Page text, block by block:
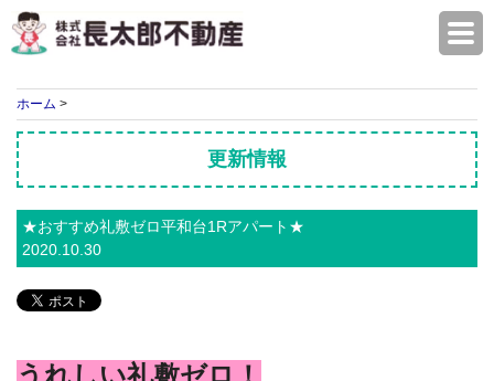
ホーム >
更新情報
★おすすめ礼敷ゼロ平和台1Rアパート★
2020.10.30
うれしい礼敷ゼロ！